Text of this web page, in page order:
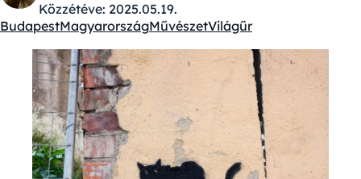
Közzétéve: 2025.05.19.
Kategóriák:
BudapestMagyarországMűvészetVilágűr